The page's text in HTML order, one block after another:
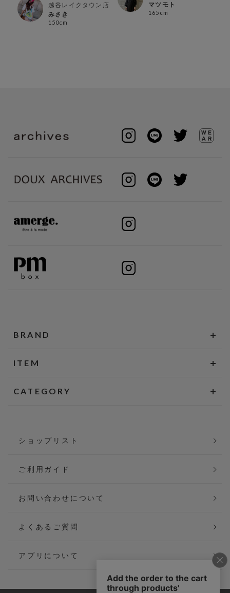
越谷レイクタウン店
みさき
150cm
マツモト
165cm
BRAND
ITEM
CATEGORY
ショップリスト
ご利用ガイド
お問い合わせについて
よくあるご質問
アプリについて